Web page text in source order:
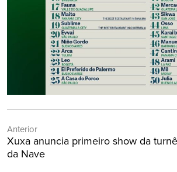
de
Post
Anterior
Post
Anterior:
Xuxa anuncia primeiro show da
da Nave